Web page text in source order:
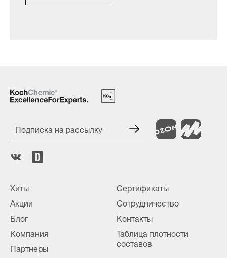
Подписка на рассылку
Хиты
Акции
Блог
Компания
Партнеры
Сертификаты
Сотрудничество
Контакты
Таблица плотности
составов